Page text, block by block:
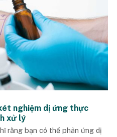
nghiệm dị ứng thực
xử lý
rằng bạn có thể phản ứng dị